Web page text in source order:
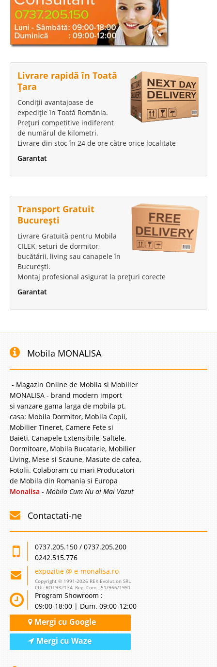
Livrare rapidă în Toată
Țara
Condiții avantajoase de
expediție în Toată România.
Prețuri competitive indiferent
de numărul de kilometri.
Livrare din stoc în 24 de ore către orice localitate
Garantat
Transport Gratuit
București
Livrare Gratuită pentru Mobila
CILEK, seturi de dormitor,
bucătării, living sau canapele în
București.
Montaj profesional asigurat la prețuri corecte
Garantat
Mobila MONALISA
- Magazin Online de Mobila si Mobilier
MONALISA - brand modern import
si vanzare gama larga de mobila pt.
casa: Mobila Dormitor, Mobila Copii,
Mobilier Tineret, Camere Fete si
Baieti, Canapele Extensibile, Saltele,
Dormitoare, Mobila Bucatarie, Mobilier
Living, Mese si Scaune, Masute de cafea,
Fotolii. Colaboram cu mari Producatori
de Mobila din Romania si Europa
Monalisa - Mobila Cum Nu ai Mai Vazut
Contactati-ne
0737.205.150 / 0737.205.200
0242.515.776
expozitie @ e-monalisa.ro
Copyright © 1991-2026 REK Evolution SRL
CUI: RO1932134, Reg. Com. J51/966/1991
Program Showroom :
09:00-18:00 | Dum. 09:00-12:00
Mergi cu Google
Mergi cu Waze